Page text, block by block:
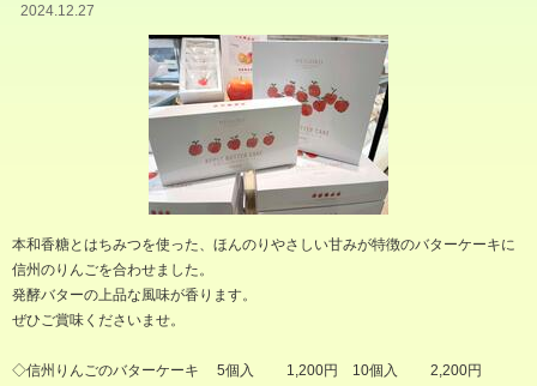
2024.12.27
本和香糖とはちみつを使った、ほんのりやさしい甘みが特徴のバターケーキに
信州のりんごを合わせました。
発酵バターの上品な風味が香ります。
ぜひご賞味くださいませ。
◇信州りんごのバターケーキ 5個入 1,200円 10個入 2,200円